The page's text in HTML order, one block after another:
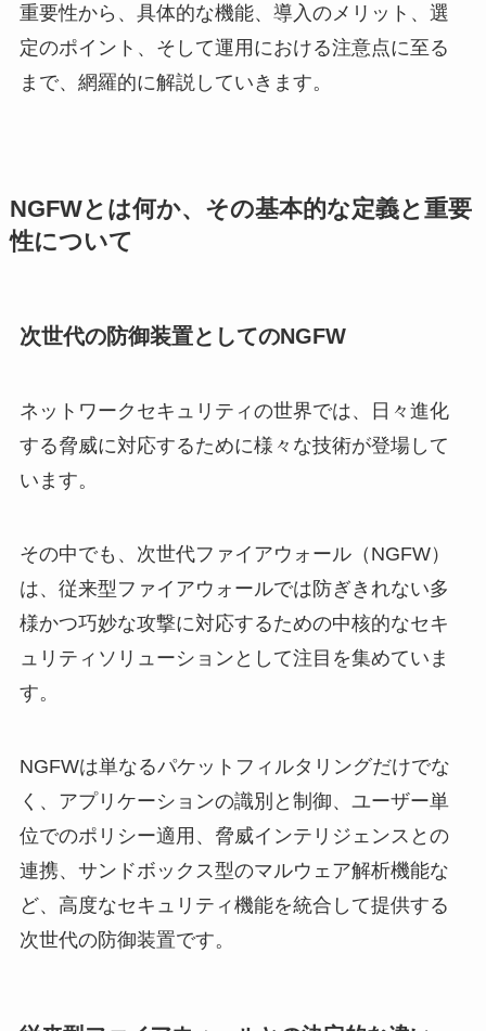
重要性から、具体的な機能、導入のメリット、選
定のポイント、そして運用における注意点に至る
まで、網羅的に解説していきます。
NGFWとは何か、その基本的な定義と重要
性について
次世代の防御装置としてのNGFW
ネットワークセキュリティの世界では、日々進化
する脅威に対応するために様々な技術が登場して
います。
その中でも、次世代ファイアウォール（NGFW）
は、従来型ファイアウォールでは防ぎきれない多
様かつ巧妙な攻撃に対応するための中核的なセキ
ュリティソリューションとして注目を集めていま
す。
NGFWは単なるパケットフィルタリングだけでな
く、アプリケーションの識別と制御、ユーザー単
位でのポリシー適用、脅威インテリジェンスとの
連携、サンドボックス型のマルウェア解析機能な
ど、高度なセキュリティ機能を統合して提供する
次世代の防御装置です。